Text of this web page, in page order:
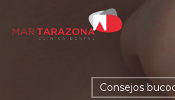
Consejos